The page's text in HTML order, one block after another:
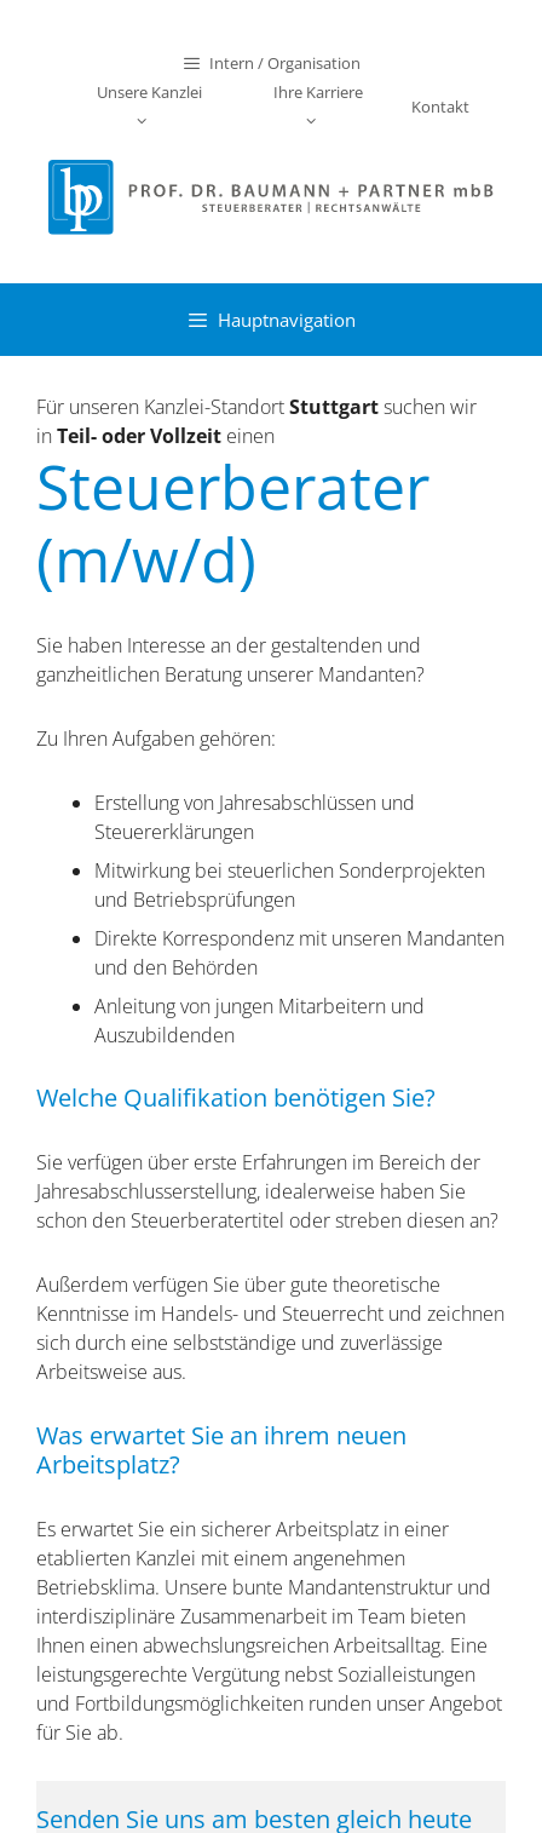
Intern / Organisation
Unsere Kanzlei
Ihre Karriere
Kontakt
Hauptnavigation
Für unseren Kanzlei-StandortStuttgartsuchen wir
inTeil- oder Vollzeit einen
Steuerberater
(m/w/d)
Sie haben Interesse an der gestaltenden und
ganzheitlichen Beratung unserer Mandanten?
Zu Ihren Aufgaben gehören:
Erstellung von Jahresabschlüssen und
Steuererklärungen
Mitwirkung bei steuerlichen Sonderprojekten
und Betriebsprüfungen
Direkte Korrespondenz mit unseren Mandanten
und den Behörden
Anleitung von jungen Mitarbeitern und
Auszubildenden
Welche Qualifikation benötigen Sie?
Sie verfügen über erste Erfahrungen im Bereich der
Jahresabschlusserstellung, idealerweise haben Sie
schon den Steuerberatertitel oder streben diesen an?
Außerdem verfügen Sie über gute theoretische
Kenntnisse im Handels- und Steuerrecht und zeichnen
sich durch eine selbstständige und zuverlässige
Arbeitsweise aus.
Was erwartet Sie an ihrem neuen
Arbeitsplatz?
Es erwartet Sie ein sicherer Arbeitsplatz in einer
etablierten Kanzlei mit einem angenehmen
Betriebsklima. Unsere bunte Mandantenstruktur und
interdisziplinäre Zusammenarbeit im Team bieten
Ihnen einen abwechslungsreichen Arbeitsalltag. Eine
leistungsgerechte Vergütung nebst Sozialleistungen
und Fortbildungsmöglichkeiten runden unser Angebot
für Sie ab.
Senden Sie uns am besten gleich heute